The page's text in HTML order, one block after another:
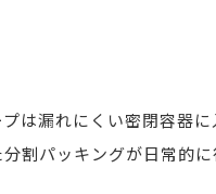
は漏れにくい密閉容器
割パッキングが日常的